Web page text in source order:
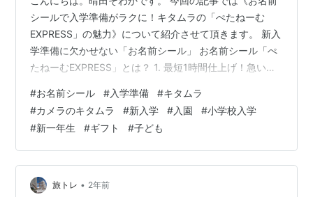
シールで入学準備がラクに！キタムラの「ぺたねーむ
EXPRESS」の魅力》について紹介させて頂きます。 新入
学準備に欠かせない「お名前シール」 お名前シール「ぺ
たねーむEXPRESS」とは？ 1. 最短1時間仕上げ！急いで
了 3. デザインが豊富！子どもが喜ぶ280パターン以上 4.
入園・入学に必要なアイテムを幅広くカバー 5. お得なセ
ットなら、まとめ買いでさらにお得！ 📌 おすすめセット
一覧 6. お名前シールだけじゃない！便利なスタンプも 7.
算数セット専用シールも！極小アイテム…
#お名前シール #入学準備 #キタムラ
#カメラのキタムラ #新入学 #入園 #小学校入学
#新一年生 #ギフト #子ども
旅トレ • 2年前